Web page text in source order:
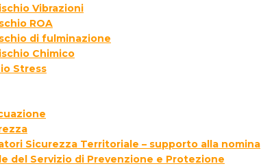
Vibrazioni
ROA
di fulminazione
Chimico
Stress
Sicurezza Territoriale – supporto alla nomina
del Servizio di Prevenzione e Protezione